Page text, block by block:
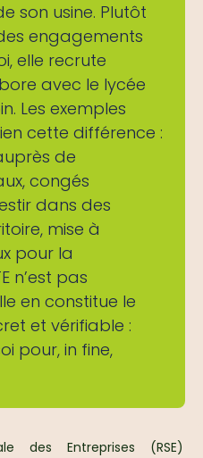
son usine. Plutôt
engagements
elle recrute
avec le lycée
Les exemples
cette différence :
de
congés
dans des
mise à
pour la
n’est pas
en constitue le
et vérifiable :
pour, in fine,
des Entreprises (RSE)